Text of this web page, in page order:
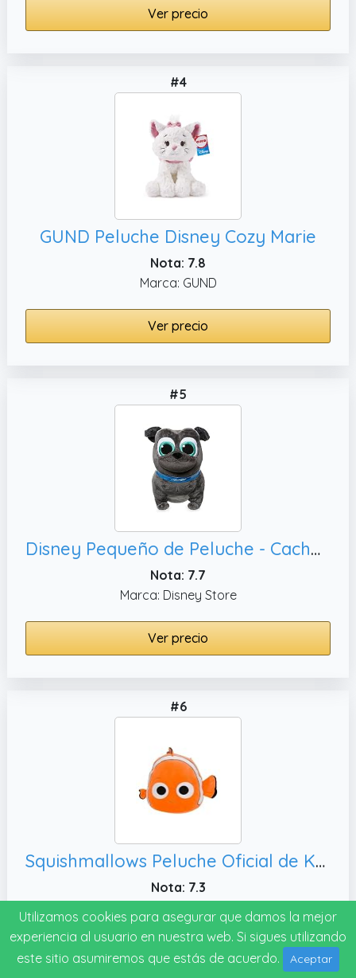
Ver precio
#4
GUND Peluche Disney Cozy Marie
Nota: 7.8
Marca: GUND
Ver precio
#5
Disney Pequeño de Peluche - Cachorro Perro Pals - Bingo
Nota: 7.7
Marca: Disney Store
Ver precio
#6
Squishmallows Peluche Oficial de Kellytoy Nemo de 14 Pulgadas - Disney Pixar Ultrasoft Peluche de Peluche
Nota: 7.3
Ver precio
Utilizamos cookies para asegurar que damos la mejor
experiencia al usuario en nuestra web. Si sigues utilizando
este sitio asumiremos que estás de acuerdo.
Aceptar